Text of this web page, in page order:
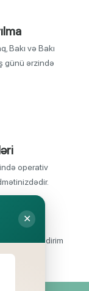
Bakı və Bakı
günü ərzində
operativ
məbləğli endirim
✕